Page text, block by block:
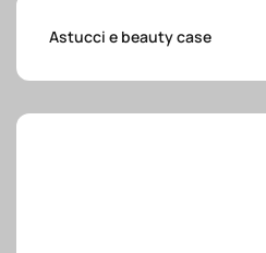
Astucci e beauty case